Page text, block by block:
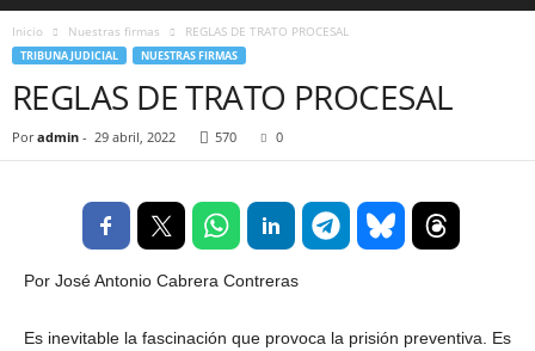
Inicio Nuestras firmas REGLAS DE TRATO PROCESAL
TRIBUNA JUDICIAL NUESTRAS FIRMAS
REGLAS DE TRATO PROCESAL
Por admin - 29 abril, 2022 570 0
Por José Antonio Cabrera Contreras
Es inevitable la fascinación que provoca la prisión preventiva. Es